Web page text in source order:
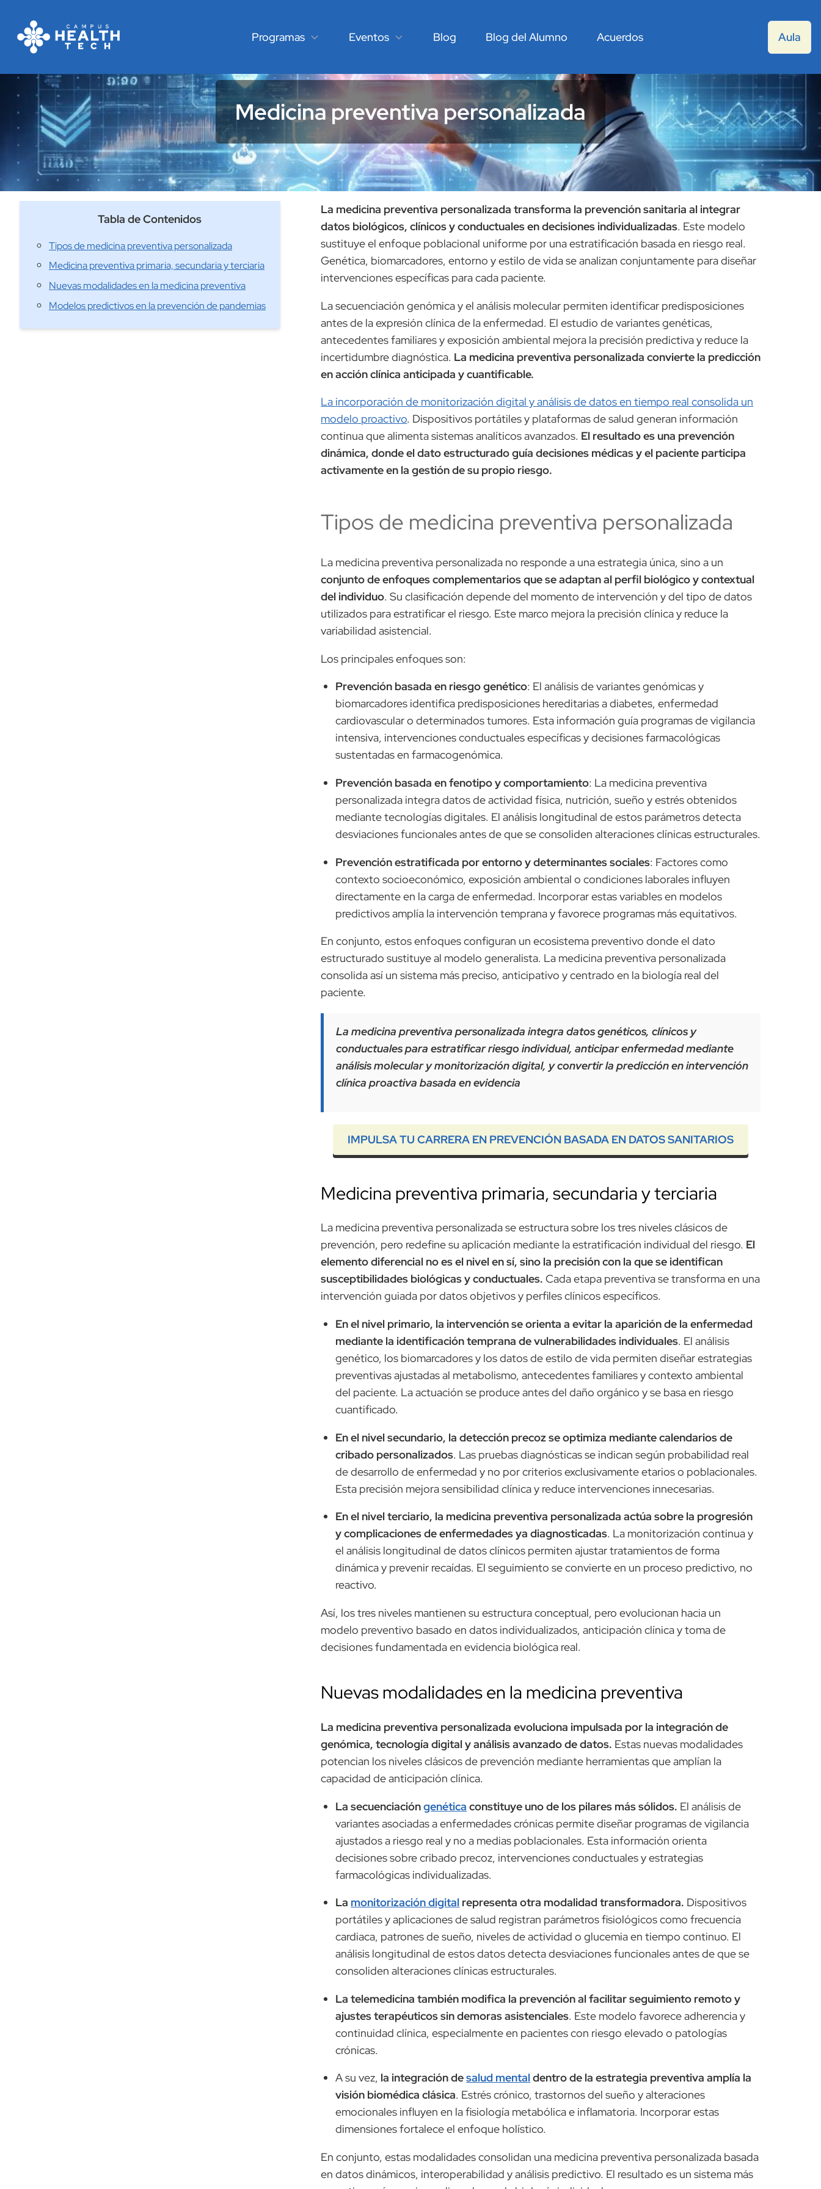
Programas Eventos Blog Blog del Alumno Acuerdos Aula
Medicina preventiva personalizada
Tabla de Contenidos
Tipos de medicina preventiva personalizada
Medicina preventiva primaria, secundaria y terciaria
Nuevas modalidades en la medicina preventiva
Modelos predictivos en la prevención de pandemias
La medicina preventiva personalizada transforma la prevención sanitaria al integrar
datos biológicos, clínicos y conductuales en decisiones individualizadas. Este modelo
sustituye el enfoque poblacional uniforme por una estratificación basada en riesgo real.
Genética, biomarcadores, entorno y estilo de vida se analizan conjuntamente para diseñar
intervenciones específicas para cada paciente.
La secuenciación genómica y el análisis molecular permiten identificar predisposiciones
antes de la expresión clínica de la enfermedad. El estudio de variantes genéticas,
antecedentes familiares y exposición ambiental mejora la precisión predictiva y reduce la
incertidumbre diagnóstica. La medicina preventiva personalizada convierte la predicción
en acción clínica anticipada y cuantificable.
La incorporación de monitorización digital y análisis de datos en tiempo real consolida un
modelo proactivo. Dispositivos portátiles y plataformas de salud generan información
continua que alimenta sistemas analíticos avanzados. El resultado es una prevención
dinámica, donde el dato estructurado guía decisiones médicas y el paciente participa
activamente en la gestión de su propio riesgo.
Tipos de medicina preventiva personalizada
La medicina preventiva personalizada no responde a una estrategia única, sino a un
conjunto de enfoques complementarios que se adaptan al perfil biológico y contextual
del individuo. Su clasificación depende del momento de intervención y del tipo de datos
utilizados para estratificar el riesgo. Este marco mejora la precisión clínica y reduce la
variabilidad asistencial.
Los principales enfoques son:
Prevención basada en riesgo genético: El análisis de variantes genómicas y
biomarcadores identifica predisposiciones hereditarias a diabetes, enfermedad
cardiovascular o determinados tumores. Esta información guía programas de vigilancia
intensiva, intervenciones conductuales específicas y decisiones farmacológicas
sustentadas en farmacogenómica.
Prevención basada en fenotipo y comportamiento: La medicina preventiva
personalizada integra datos de actividad física, nutrición, sueño y estrés obtenidos
mediante tecnologías digitales. El análisis longitudinal de estos parámetros detecta
desviaciones funcionales antes de que se consoliden alteraciones clínicas estructurales.
Prevención estratificada por entorno y determinantes sociales: Factores como
contexto socioeconómico, exposición ambiental o condiciones laborales influyen
directamente en la carga de enfermedad. Incorporar estas variables en modelos
predictivos amplía la intervención temprana y favorece programas más equitativos.
En conjunto, estos enfoques configuran un ecosistema preventivo donde el dato
estructurado sustituye al modelo generalista. La medicina preventiva personalizada
consolida así un sistema más preciso, anticipativo y centrado en la biología real del
paciente.
La medicina preventiva personalizada integra datos genéticos, clínicos y
conductuales para estratificar riesgo individual, anticipar enfermedad mediante
análisis molecular y monitorización digital, y convertir la predicción en intervención
clínica proactiva basada en evidencia
IMPULSA TU CARRERA EN PREVENCIÓN BASADA EN DATOS SANITARIOS
Medicina preventiva primaria, secundaria y terciaria
La medicina preventiva personalizada se estructura sobre los tres niveles clásicos de
prevención, pero redefine su aplicación mediante la estratificación individual del riesgo. El
elemento diferencial no es el nivel en sí, sino la precisión con la que se identifican
susceptibilidades biológicas y conductuales. Cada etapa preventiva se transforma en una
intervención guiada por datos objetivos y perfiles clínicos específicos.
En el nivel primario, la intervención se orienta a evitar la aparición de la enfermedad
mediante la identificación temprana de vulnerabilidades individuales. El análisis
genético, los biomarcadores y los datos de estilo de vida permiten diseñar estrategias
preventivas ajustadas al metabolismo, antecedentes familiares y contexto ambiental
del paciente. La actuación se produce antes del daño orgánico y se basa en riesgo
cuantificado.
En el nivel secundario, la detección precoz se optimiza mediante calendarios de
cribado personalizados. Las pruebas diagnósticas se indican según probabilidad real
de desarrollo de enfermedad y no por criterios exclusivamente etarios o poblacionales.
Esta precisión mejora sensibilidad clínica y reduce intervenciones innecesarias.
En el nivel terciario, la medicina preventiva personalizada actúa sobre la progresión
y complicaciones de enfermedades ya diagnosticadas. La monitorización continua y
el análisis longitudinal de datos clínicos permiten ajustar tratamientos de forma
dinámica y prevenir recaídas. El seguimiento se convierte en un proceso predictivo, no
reactivo.
Así, los tres niveles mantienen su estructura conceptual, pero evolucionan hacia un
modelo preventivo basado en datos individualizados, anticipación clínica y toma de
decisiones fundamentada en evidencia biológica real.
Nuevas modalidades en la medicina preventiva
La medicina preventiva personalizada evoluciona impulsada por la integración de
genómica, tecnología digital y análisis avanzado de datos. Estas nuevas modalidades
potencian los niveles clásicos de prevención mediante herramientas que amplían la
capacidad de anticipación clínica.
La secuenciacióngenética constituye uno de los pilares más sólidos. El análisis de
variantes asociadas a enfermedades crónicas permite diseñar programas de vigilancia
ajustados a riesgo real y no a medias poblacionales. Esta información orienta
decisiones sobre cribado precoz, intervenciones conductuales y estrategias
farmacológicas individualizadas.
La monitorización digital representa otra modalidad transformadora. Dispositivos
portátiles y aplicaciones de salud registran parámetros fisiológicos como frecuencia
cardiaca, patrones de sueño, niveles de actividad o glucemia en tiempo continuo. El
análisis longitudinal de estos datos detecta desviaciones funcionales antes de que se
consoliden alteraciones clínicas estructurales.
La telemedicina también modifica la prevención al facilitar seguimiento remoto y
ajustes terapéuticos sin demoras asistenciales. Este modelo favorece adherencia y
continuidad clínica, especialmente en pacientes con riesgo elevado o patologías
crónicas.
A su vez, la integración desalud mentaldentro de la estrategia preventiva amplía la
visión biomédica clásica. Estrés crónico, trastornos del sueño y alteraciones
emocionales influyen en la fisiología metabólica e inflamatoria. Incorporar estas
dimensiones fortalece el enfoque holístico.
En conjunto, estas modalidades consolidan una medicina preventiva personalizada basada
en datos dinámicos, interoperabilidad y análisis predictivo. El resultado es un sistema más